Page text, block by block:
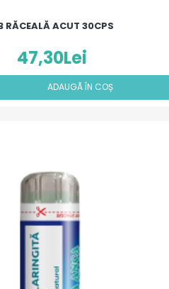
RĂCEALĂ ACUT 30CPS
47,30Lei
ADAUGÃ ÎN COȘ